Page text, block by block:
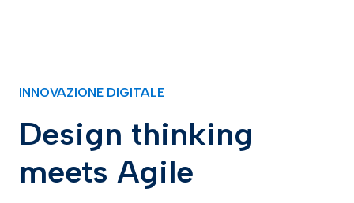
INNOVAZIONE DIGITALE
Design thinking
meets Agile